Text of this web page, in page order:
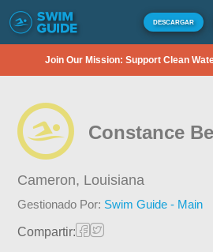
DESCARGAR
Join Our Mission: Support Clean
Constance
Cameron, Louisiana
Gestionado Por: Swim Guide - Main
Compartir: